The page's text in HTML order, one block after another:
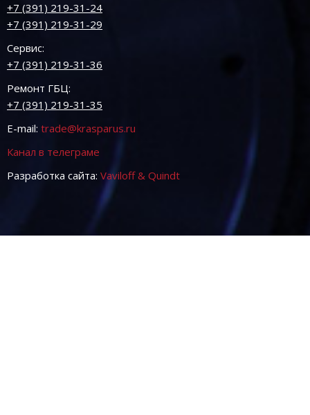
+7 (391) 219-31-24
+7 (391) 219-31-29
Сервис:
+7 (391) 219-31-36
Ремонт ГБЦ:
+7 (391) 219-31-35
E-mail: trade@krasparus.ru
Канал в телеграме
Разработка сайта: Vaviloff & Quindt